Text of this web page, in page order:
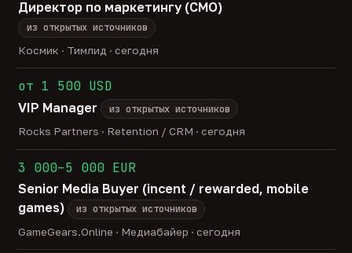
Директор по маркетингу (CMO)
из открытых источников
Космик · Тимлид · сегодня
от 1 500 USD
VIP Manager
из открытых источников
Rocks Partners · Retention / CRM · сегодня
3 000–5 000 EUR
Senior Media Buyer (incent / rewarded, mobile
games)
из открытых источников
GameGears.Online · Медиабайер · сегодня